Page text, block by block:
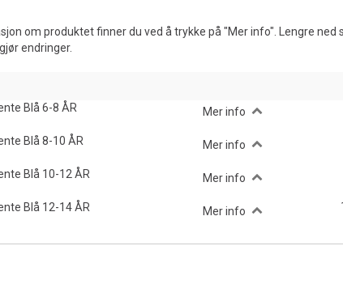
om produktet finner du ved å trykke på "Mer info". Lengre ned
endringer.
Blå 6-8 ÅR
Mer info
Blå 8-10 ÅR Mer info
Blå 10-12 ÅR Mer info
Blå 12-14 ÅR Mer info